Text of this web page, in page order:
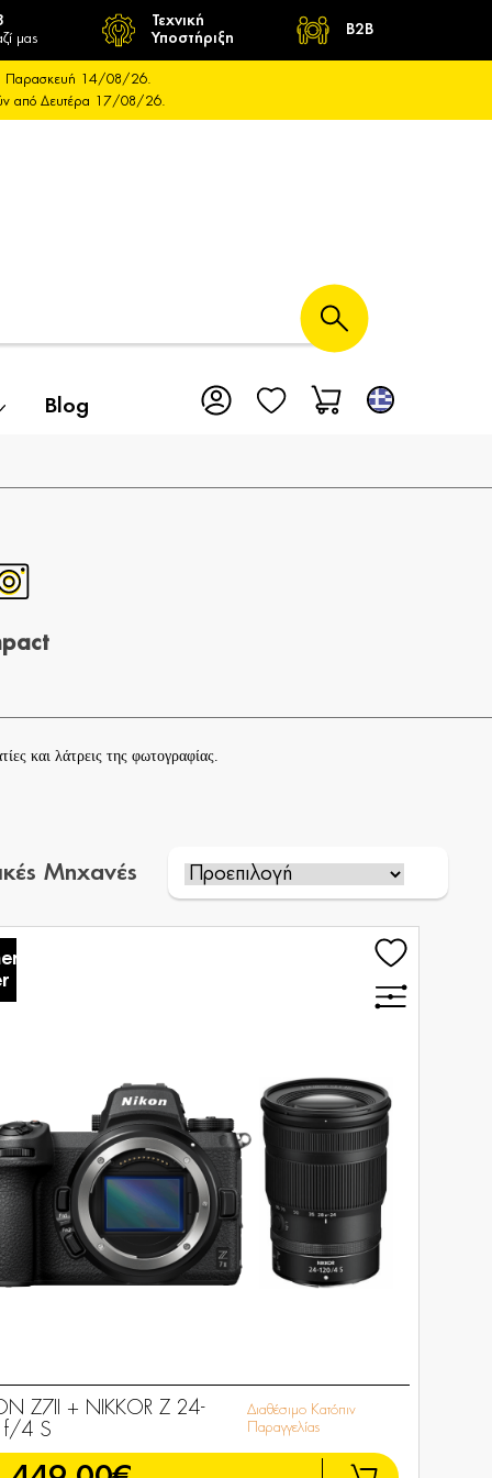
μας
Τεχνική
Υποστήριξη
B2B
Παρασκευή 14/08/26.
από Δευτέρα 17/08/26.
Blog
και λάτρεις της φωτογραφίας.
Μηχανές
Z7II + NIKKOR Z 24-
f/4 S
Διαθέσιμο Κατόπιν
Παραγγελίας